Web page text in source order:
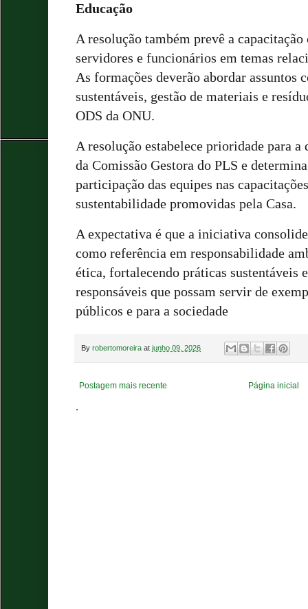
Educação
A resolução também prevê a
servidores e funcionários em temas
As formações deverão abordar assuntos
sustentáveis, gestão de materiais e
ODS da ONU.
A resolução estabelece prioridade para
da Comissão Gestora do PLS e
participação das equipes nas
sustentabilidade promovidas pela Casa.
A expectativa é que a iniciativa
como referência em responsabilidade
ética, fortalecendo práticas sustentáveis
responsáveis que possam servir de
públicos e para a sociedade
By robertomoreira at junho 09, 2026
Postagem mais recente Página inicial
.